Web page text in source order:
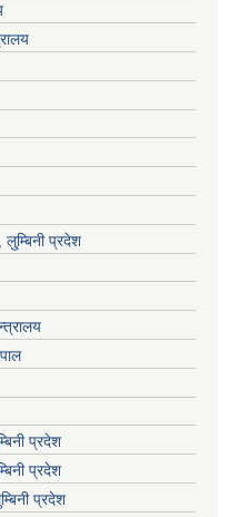
लु्म्बिनी प्रदेश
प्रदेश
प्रदेश
प्रदेश